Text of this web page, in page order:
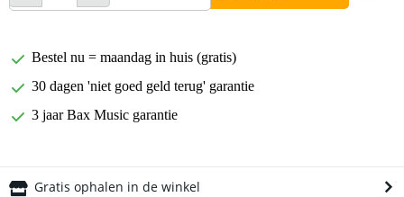
Bestel nu = maandag in huis (gratis)
30 dagen 'niet goed geld terug' garantie
3 jaar Bax Music garantie
Gratis ophalen in de winkel